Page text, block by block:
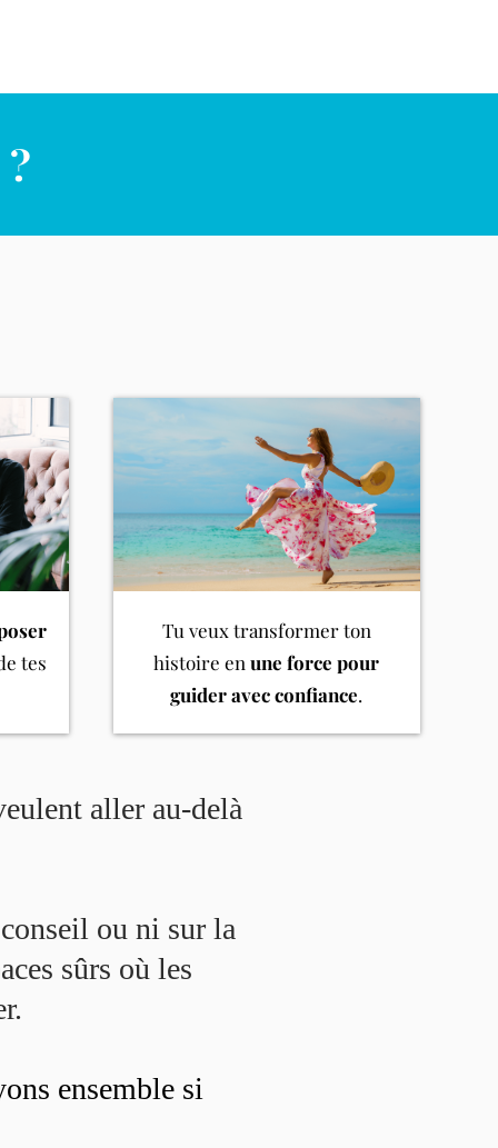
tes
Tu veux transformer ton
histoire enune force pour
guider avec confiance.
aller au-delà
ou ni sur la
sûrs où les
ensemble si